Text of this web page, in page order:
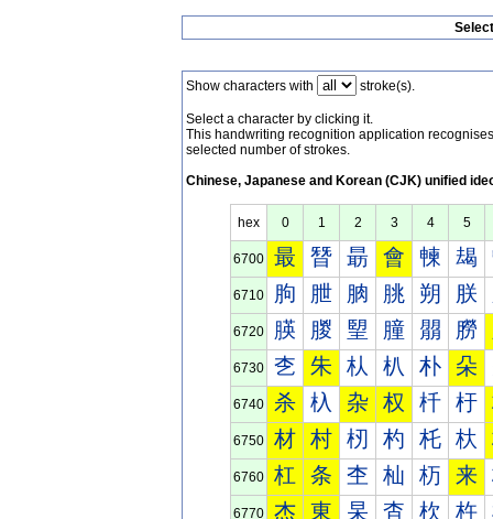
Show characters with stroke(s).
Select a character by clicking it.
This handwriting recognition application
selected number of strokes.
Chinese, Japanese and Korean (CJK) unified
hex 0 1 2 3 4 5
6700 最 朁 朂 會 朄 朅
6710 朐 朑 朒 朓 朔 朕
6720 朠 朡 朢 朣 朤 朥
6730 朰 朱 朲 朳 朴 朵
6740 杀 杁 杂 权 杄 杅
6750 材 村 杒 杓 杔 杕
6760 杠 条 杢 杣 杤 来
6770 杰 東 杲 杳 杴 杵